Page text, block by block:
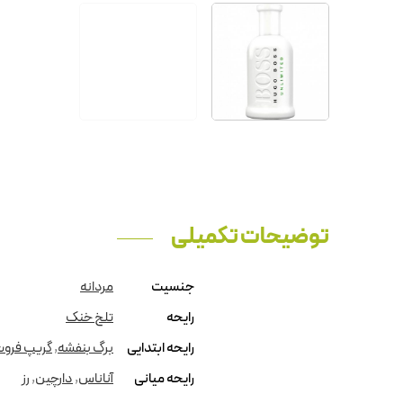
توضیحات تکمیلی
جنسیت
مردانه
رایحه
تلخ خنک
رایحه ابتدایی
برگ بنفشه,گریپ
رایحه میانی
آناناس,دارچین,رز